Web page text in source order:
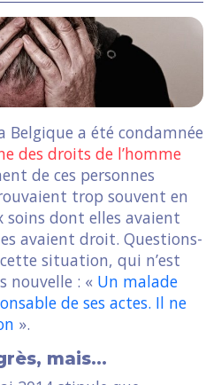
Belgique a été condamnée
des droits de l’homme
de ces personnes
trop souvent en
soins dont elles avaient
avaient droit. Questions-
situation, qui n’est
nouvelle : « Un malade
de ses actes. Il ne
».
mais…